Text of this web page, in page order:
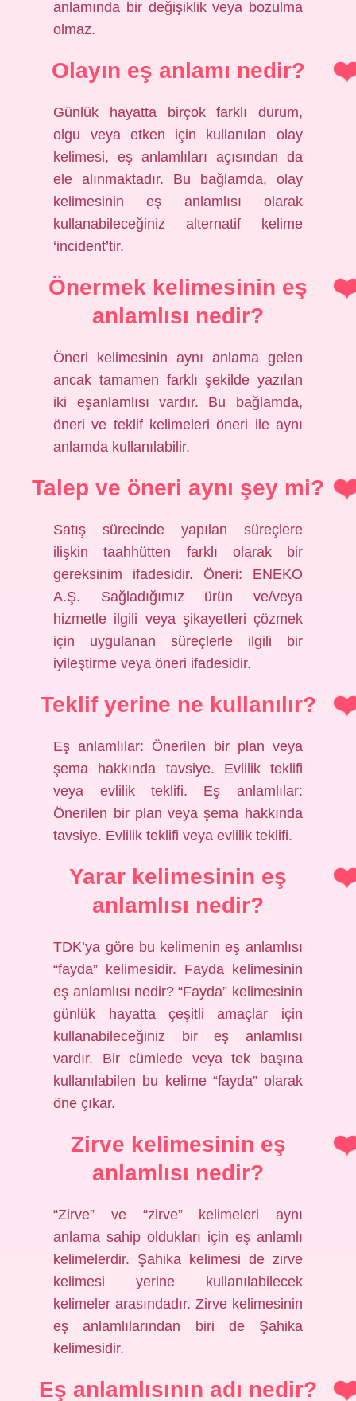
anlamında bir değişiklik veya bozulma
olmaz.
Olayın eş anlamı nedir?
Günlük hayatta birçok farklı durum,
olgu veya etken için kullanılan olay
kelimesi, eş anlamlıları açısından da
ele alınmaktadır. Bu bağlamda, olay
kelimesinin eş anlamlısı olarak
kullanabileceğiniz alternatif kelime
‘incident’tir.
Önermek kelimesinin eş
anlamlısı nedir?
Öneri kelimesinin aynı anlama gelen
ancak tamamen farklı şekilde yazılan
iki eşanlamlısı vardır. Bu bağlamda,
öneri ve teklif kelimeleri öneri ile aynı
anlamda kullanılabilir.
Talep ve öneri aynı şey mi?
Satış sürecinde yapılan süreçlere
ilişkin taahhütten farklı olarak bir
gereksinim ifadesidir. Öneri: ENEKO
A.Ş. Sağladığımız ürün ve/veya
hizmetle ilgili veya şikayetleri çözmek
için uygulanan süreçlerle ilgili bir
iyileştirme veya öneri ifadesidir.
Teklif yerine ne kullanılır?
Eş anlamlılar: Önerilen bir plan veya
şema hakkında tavsiye. Evlilik teklifi
veya evlilik teklifi. Eş anlamlılar:
Önerilen bir plan veya şema hakkında
tavsiye. Evlilik teklifi veya evlilik teklifi.
Yarar kelimesinin eş
anlamlısı nedir?
TDK’ya göre bu kelimenin eş anlamlısı
“fayda” kelimesidir. Fayda kelimesinin
eş anlamlısı nedir? “Fayda” kelimesinin
günlük hayatta çeşitli amaçlar için
kullanabileceğiniz bir eş anlamlısı
vardır. Bir cümlede veya tek başına
kullanılabilen bu kelime “fayda” olarak
öne çıkar.
Zirve kelimesinin eş
anlamlısı nedir?
“Zirve” ve “zirve” kelimeleri aynı
anlama sahip oldukları için eş anlamlı
kelimelerdir. Şahika kelimesi de zirve
kelimesi yerine kullanılabilecek
kelimeler arasındadır. Zirve kelimesinin
eş anlamlılarından biri de Şahika
kelimesidir.
Eş anlamlısının adı nedir?